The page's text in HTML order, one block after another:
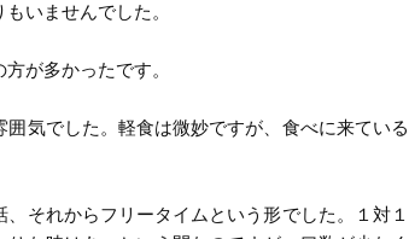
いませんでした。
が多かったです。
気でした。軽食は微妙ですが、食べに来ている
それからフリータイムという形でした。１対１